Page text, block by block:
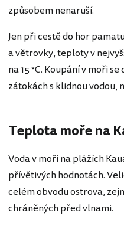
způsobem nenaruší.
Jen při cestě do hor
a větrovky, teploty v
na 15 °C. Koupání v moři
zátokách s klidnou vodou,
Teplota moře na
Voda v moři na plážích
přívětivých hodnotách.
celém obvodu ostrova,
chráněných před vlnami.